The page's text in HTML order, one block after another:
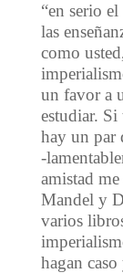
“en serio
las
como
un favor a
estudiar. Si
hay un par
-
amistad
Mandel y
varios
hagan